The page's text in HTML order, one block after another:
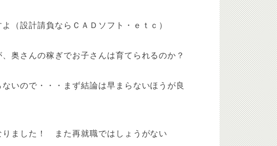
設計請負ならＣＡＤソフト・ｅｔｃ）
奥さんの稼ぎでお子さんは育てられるのか？
いので・・・まず結論は早まらないほうが良
した！ また再就職ではしょうがない